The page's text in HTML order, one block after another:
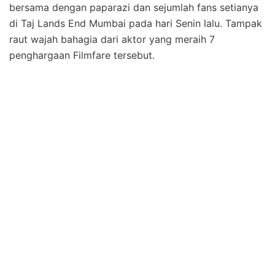
bersama dengan paparazi dan sejumlah fans setianya
di Taj Lands End Mumbai pada hari Senin lalu. Tampak
raut wajah bahagia dari aktor yang meraih 7
penghargaan Filmfare tersebut.